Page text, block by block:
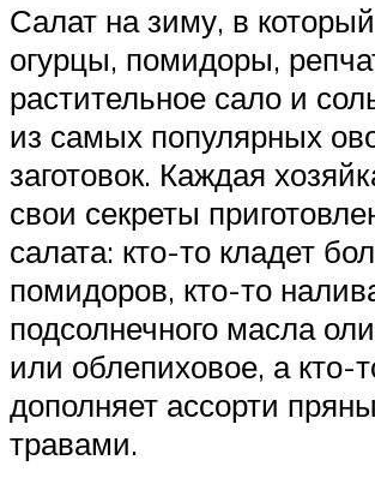
Салат на зиму, в
огурцы, помидоры,
растительное сало и
из самых популярных
заготовок. Каждая
свои секреты
салата: кто-то кладет
помидоров, кто-то
подсолнечного масла
или облепиховое, а кто-
дополняет ассорти
травами.